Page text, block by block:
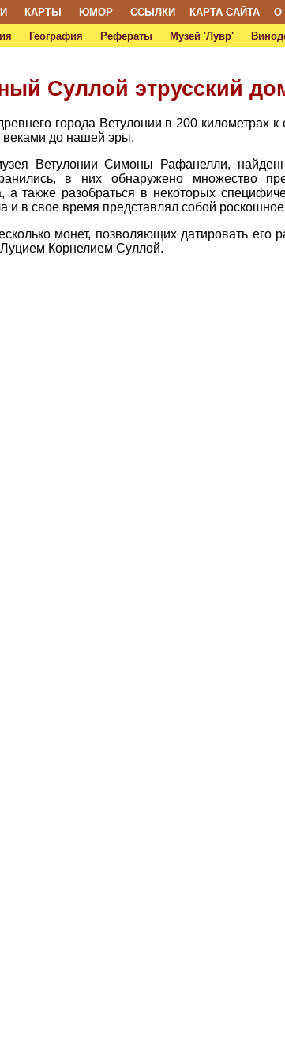
КАРТЫ ЮМОР ССЫЛКИ КАРТА САЙТА
О
География Рефераты Музей 'Лувр'
Суллой этрусский
города Ветулонии в 200 километрах к
веками до нашей эры.
Ветулонии Симоны Рафанелли,
в них обнаружено множество
также разобраться в некоторых
и в свое время представлял собой
монет, позволяющих датировать его
Корнелием Суллой.